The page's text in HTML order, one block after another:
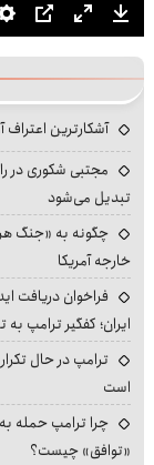
Settings
PIP Enter
آشکارترین اعتراف
مجتبی شکوری در
تبدیل می‌شود
چگونه به «جنگ
خارجه آمریکا
فراخوان دریافت
ایران؛ کفگیر ترامپ
ترامپ در حال تکرار
است
چرا ترامپ حمله به
«توافق» چیست؟